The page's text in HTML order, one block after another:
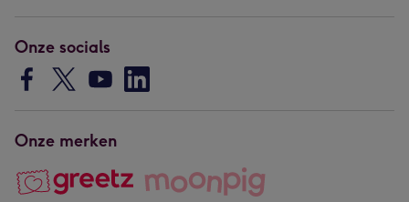
Onze socials
Onze merken